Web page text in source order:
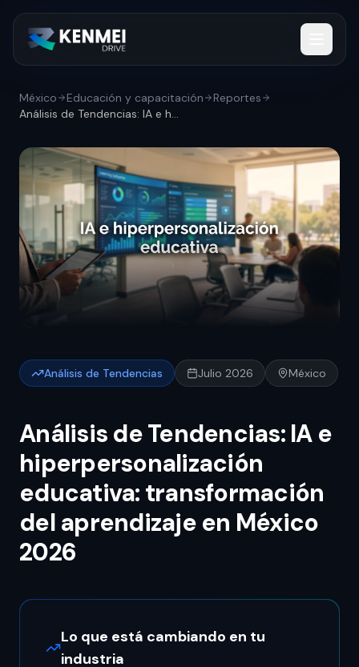
México Educación y capacitación
Reportes
Análisis de Tendencias: IA e hiperperson...
Análisis de Tendencias Julio 2026 México
Análisis de Tendencias: IA e
hiperpersonalización
educativa: transformación
del aprendizaje en México
2026
Lo que está cambiando en tu
industria